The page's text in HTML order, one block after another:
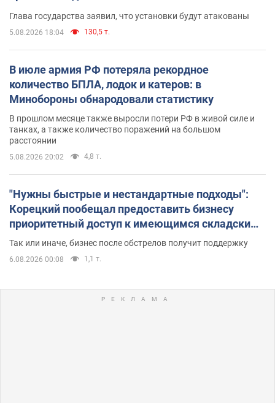
Глава государства заявил, что установки будут атакованы
5.08.2026 18:04 130,5 т.
В июле армия РФ потеряла рекордное
количество БПЛА, лодок и катеров: в
Минобороны обнародовали статистику
В прошлом месяце также выросли потери РФ в живой силе и
танках, а также количество поражений на большом
расстоянии
5.08.2026 20:02 4,8 т.
"Нужны быстрые и нестандартные подходы":
Корецкий пообещал предоставить бизнесу
приоритетный доступ к имеющимся складским
помещениям
Так или иначе, бизнес после обстрелов получит поддержку
6.08.2026 00:08 1,1 т.